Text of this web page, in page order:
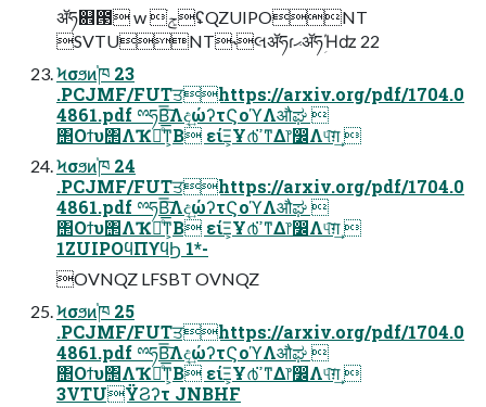
ॲཧ଎౓ w ׂݮʢQZUIPONT
SVTUNT˞લॲཧɾޙॲཧؚΉʣ 22
Ϟσϧͷ֓ཁ 23
.PCJMF/FUTਤhttps://arxiv.org/pdf/1704.0
4861.pdf ྉཧΒ͠͞Λද͢ώʔτϚοϓΛऔಘ 
΢Οϯυ΢ΛҠಈͤ͞ͳ͕Β είΞ͕Ұ൪ߴ͘ͳΔ෦෼Λ୳͠ग़͢ 
Ϟσϧͷ֓ཁ 24
.PCJMF/FUTਤhttps://arxiv.org/pdf/1704.0
4861.pdf ྉཧΒ͠͞Λද͢ώʔτϚοϓΛऔಘ 
΢Οϯυ΢ΛҠಈͤ͞ͳ͕Β είΞ͕Ұ൪ߴ͘ͳΔ෦෼Λ୳͠ग़͢ 
1ZUIPOϥΠϒϥϦ 1*-
OVNQZ LFSBT OVNQZ
Ϟσϧͷ֓ཁ 25
.PCJMF/FUTਤhttps://arxiv.org/pdf/1704.0
4861.pdf ྉཧΒ͠͞Λද͢ώʔτϚοϓΛऔಘ 
΢Οϯυ΢ΛҠಈͤ͞ͳ͕Β είΞ͕Ұ൪ߴ͘ͳΔ෦෼Λ୳͠ग़͢ 
3VTUΫϨʔτ JNBHF